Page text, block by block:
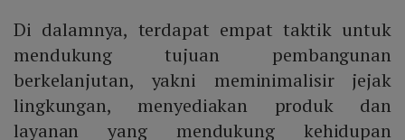
Di dalamnya, terdapat empat taktik untuk
mendukung tujuan pembangunan
berkelanjutan, yakni meminimalisir jejak
lingkungan, menyediakan produk dan
layanan yang mendukung kehidupan